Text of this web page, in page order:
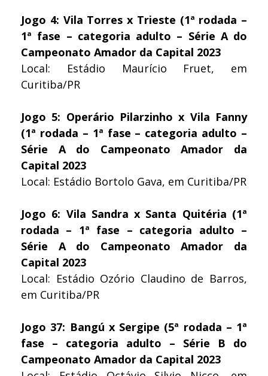
Jogo 4: Vila Torres x Trieste (1ª rodada –
1ª fase – categoria adulto – Série A do
Campeonato Amador da Capital 2023
Local: Estádio Maurício Fruet, em
Curitiba/PR
Jogo 5: Operário Pilarzinho x Vila Fanny
(1ª rodada – 1ª fase – categoria adulto –
Série A do Campeonato Amador da
Capital 2023
Local: Estádio Bortolo Gava, em Curitiba/PR
Jogo 6: Vila Sandra x Santa Quitéria (1ª
rodada – 1ª fase – categoria adulto –
Série A do Campeonato Amador da
Capital 2023
Local: Estádio Ozório Claudino de Barros,
em Curitiba/PR
Jogo 37: Bangú x Sergipe (5ª rodada – 1ª
fase – categoria adulto – Série B do
Campeonato Amador da Capital 2023